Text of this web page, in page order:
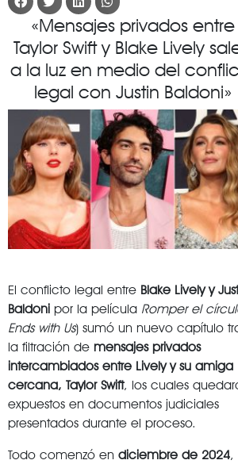
«Mensajes privados entre
Taylor Swift y Blake Lively
a la luz en medio del
legal con Justin Baldoni»
El conflicto legal entre Blake Lively y
Baldoni por la película Romper el
Ends with Us) sumó un nuevo capítulo
la filtración de mensajes privados
intercambiados entre Lively y su amiga
cercana, Taylor Swift, los cuales
expuestos en documentos judiciales
presentados durante el proceso.
Todo comenzó en diciembre de 2024,